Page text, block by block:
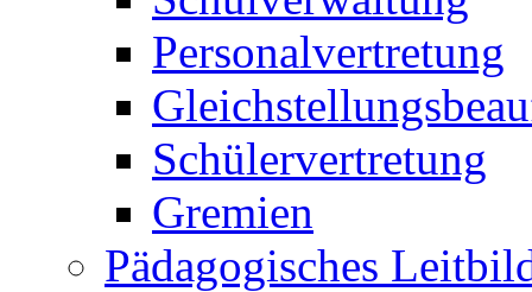
Personalvertretung
Schülervertretung
Gremien
Pädagogisches